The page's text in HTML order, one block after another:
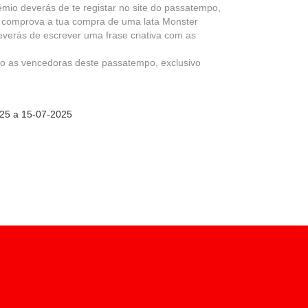
deverás de te registar no site do passatempo,
a tua compra de uma lata Monster
de escrever uma frase criativa com as
as vencedoras deste passatempo, exclusivo
a 15-07-2025
avaliar o rendimento do
é que os visitantes navegam no
ser utilizados por esses
Não armazenam
de internet.